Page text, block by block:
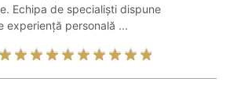
Echipa de specialiști dispune
experiență personală ...